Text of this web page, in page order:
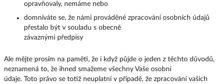
opravňovaly, nemáme nebo
domníváte se, že námi prováděné zpracování osobních údajů
přestalo být v souladu s obecně
závaznými předpisy
Ale mějte prosím na paměti, že i když půjde o jeden z těchto důvodů,
neznamená to, že ihned smažeme všechny Vaše osobní
údaje. Toto právo se totiž neuplatní v případě, že zpracování vašich